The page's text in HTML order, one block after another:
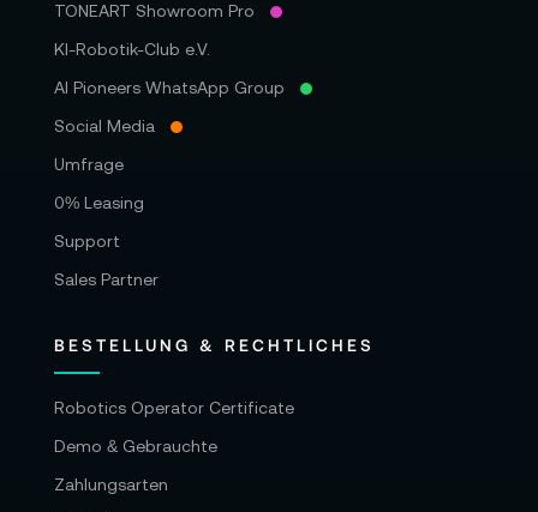
TONEART Showroom Pro
KI-Robotik-Club e.V.
AI Pioneers WhatsApp Group
Social Media
Umfrage
0% Leasing
Support
Sales Partner
BESTELLUNG & RECHTLICHES
Robotics Operator Certificate
Demo & Gebrauchte
Zahlungsarten